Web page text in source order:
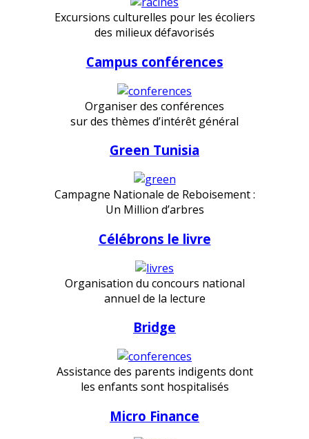
Excursions culturelles pour les écoliers
des milieux défavorisés
Campus conférences
Organiser des conférences
sur des thèmes d’intérêt général
Green Tunisia
Campagne Nationale de Reboisement :
Un Million d’arbres
Célébrons le livre
Organisation du concours national
annuel de la lecture
Bridge
Assistance des parents indigents dont
les enfants sont hospitalisés
Micro Finance